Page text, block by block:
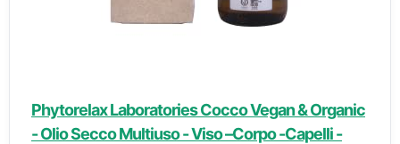
Phytorelax Laboratories Cocco Vegan & Organic
- Olio Secco Multiuso - Viso –Corpo -Capelli -